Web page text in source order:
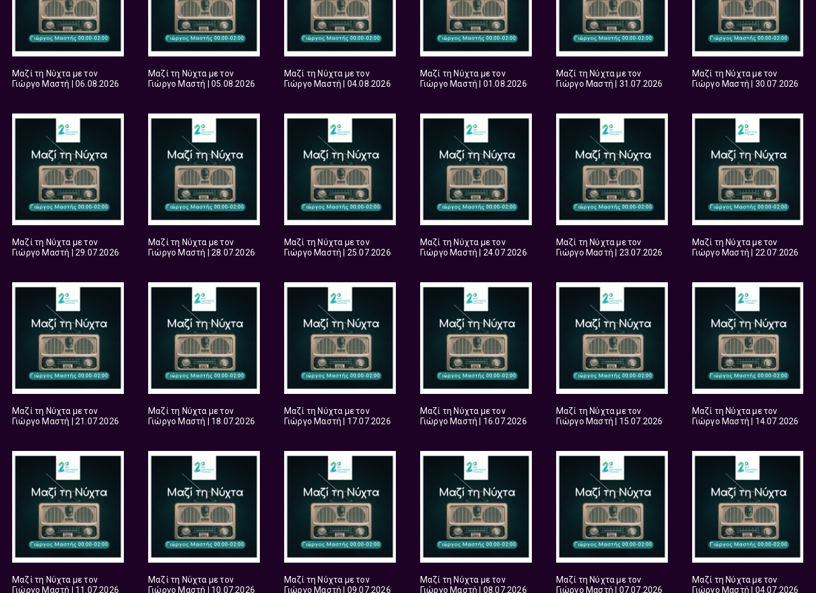
Μαζί τη Νύχτα με τον
Γιώργο Μαστή | 06.08.2026
Μαζί τη Νύχτα με τον
Γιώργο Μαστή | 05.08.2026
Μαζί τη Νύχτα με τον
Γιώργο Μαστή | 04.08.2026
Μαζί τη Νύχτα με τον
Γιώργο Μαστή | 01.08.2026
Μαζί τη Νύχτα με τον
Γιώργο Μαστή | 31.07.2026
Μαζί τη Νύχτα με τον
Γιώργο Μαστή | 30.07.2026
Μαζί τη Νύχτα με τον
Γιώργο Μαστή | 29.07.2026
Μαζί τη Νύχτα με τον
Γιώργο Μαστή | 28.07.2026
Μαζί τη Νύχτα με τον
Γιώργο Μαστή | 25.07.2026
Μαζί τη Νύχτα με τον
Γιώργο Μαστή | 24.07.2026
Μαζί τη Νύχτα με τον
Γιώργο Μαστή | 23.07.2026
Μαζί τη Νύχτα με τον
Γιώργο Μαστή | 22.07.2026
Μαζί τη Νύχτα με τον
Γιώργο Μαστή | 21.07.2026
Μαζί τη Νύχτα με τον
Γιώργο Μαστή | 18.07.2026
Μαζί τη Νύχτα με τον
Γιώργο Μαστή | 17.07.2026
Μαζί τη Νύχτα με τον
Γιώργο Μαστή | 16.07.2026
Μαζί τη Νύχτα με τον
Γιώργο Μαστή | 15.07.2026
Μαζί τη Νύχτα με τον
Γιώργο Μαστή | 14.07.2026
Μαζί τη Νύχτα με τον
Γιώργο Μαστή | 11.07.2026
Μαζί τη Νύχτα με τον
Γιώργο Μαστή | 10.07.2026
Μαζί τη Νύχτα με τον
Γιώργο Μαστή | 09.07.2026
Μαζί τη Νύχτα με τον
Γιώργο Μαστή | 08.07.2026
Μαζί τη Νύχτα με τον
Γιώργο Μαστή | 07.07.2026
Μαζί τη Νύχτα με τον
Γιώργο Μαστή | 04.07.2026